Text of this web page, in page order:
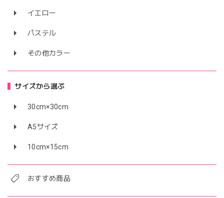
イエロー
パステル
その他カラー
サイズから選ぶ
30cm×30cm
A5サイズ
10cm×15cm
おすすめ商品